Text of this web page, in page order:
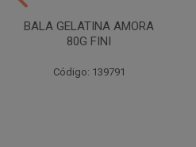
BALA GELATINA AMORA
80G FINI
Código: 139791